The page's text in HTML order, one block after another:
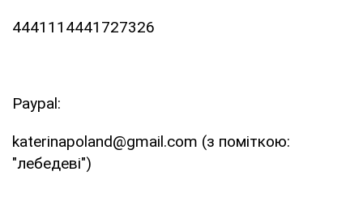
4441114441727326
Paypal:
katerinapoland@gmail.com (з поміткою:
"лебедеві")